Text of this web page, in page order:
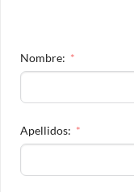
Nombre:
Apellidos: